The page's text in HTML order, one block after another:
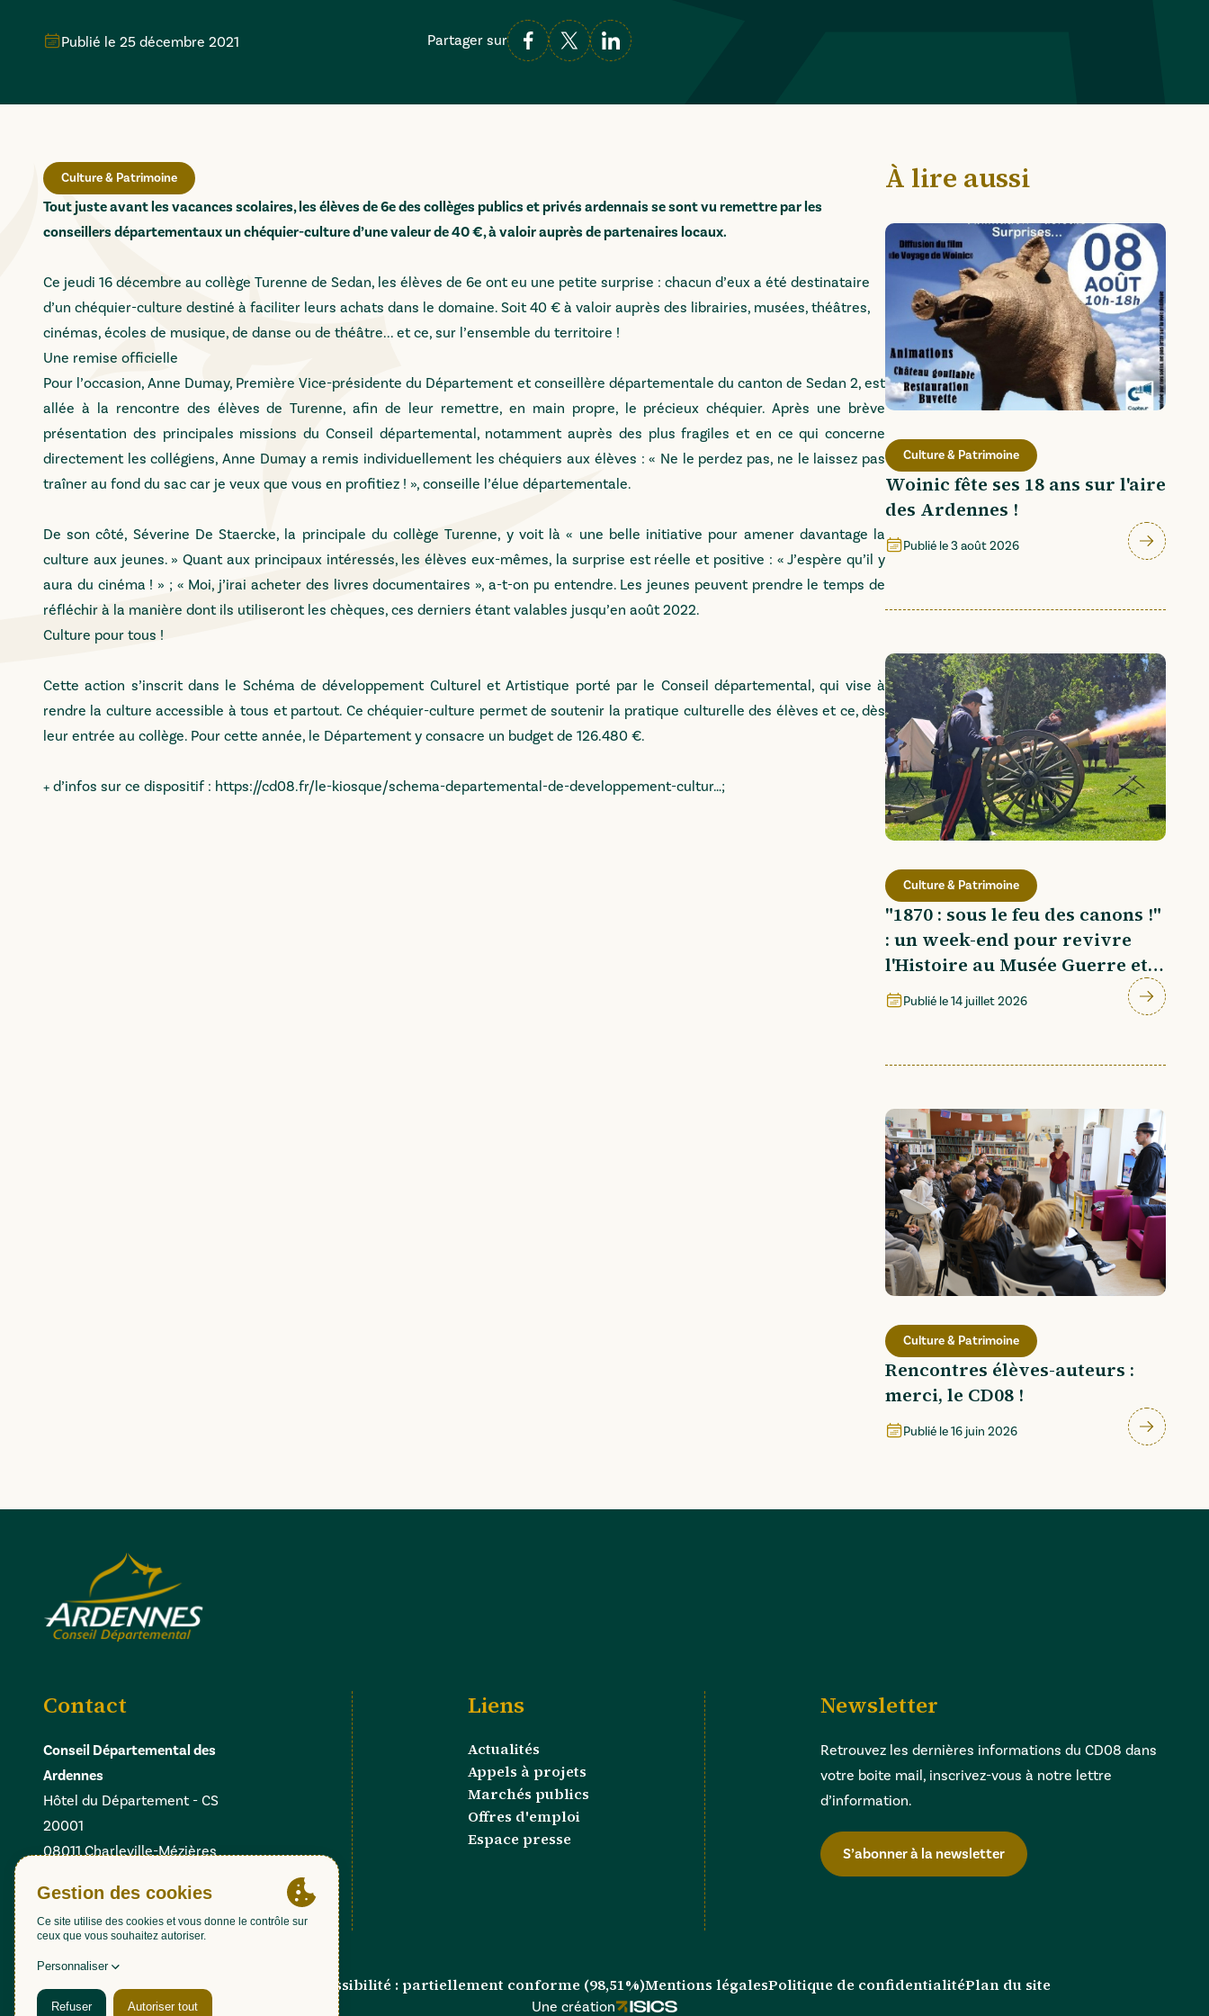
Publié le 25 décembre 2021 Partager sur
Culture & Patrimoine
Tout juste avant les vacances scolaires, les élèves de 6e des collèges publics et privés ardennais se sont vu remettre par les
conseillers départementaux un chéquier-culture d’une valeur de 40 €, à valoir auprès de partenaires locaux.
Ce jeudi 16 décembre au collège Turenne de Sedan, les élèves de 6e ont eu une petite surprise : chacun d’eux a été destinataire
d’un chéquier-culture destiné à faciliter leurs achats dans le domaine. Soit 40 € à valoir auprès des librairies, musées, théâtres,
cinémas, écoles de musique, de danse ou de théâtre... et ce, sur l’ensemble du territoire !
Une remise officielle
Pour l’occasion, Anne Dumay, Première Vice-présidente du Département et conseillère départementale du canton de Sedan 2, est
allée à la rencontre des élèves de Turenne, afin de leur remettre, en main propre, le précieux chéquier. Après une brève
présentation des principales missions du Conseil départemental, notamment auprès des plus fragiles et en ce qui concerne
directement les collégiens, Anne Dumay a remis individuellement les chéquiers aux élèves : « Ne le perdez pas, ne le laissez pas
traîner au fond du sac car je veux que vous en profitiez ! », conseille l’élue départementale.
De son côté, Séverine De Staercke, la principale du collège Turenne, y voit là « une belle initiative pour amener davantage la
culture aux jeunes. » Quant aux principaux intéressés, les élèves eux-mêmes, la surprise est réelle et positive : « J’espère qu’il y
aura du cinéma ! » ; « Moi, j’irai acheter des livres documentaires », a-t-on pu entendre. Les jeunes peuvent prendre le temps de
réfléchir à la manière dont ils utiliseront les chèques, ces derniers étant valables jusqu’en août 2022.
Culture pour tous !
Cette action s’inscrit dans le Schéma de développement Culturel et Artistique porté par le Conseil départemental, qui vise à
rendre la culture accessible à tous et partout. Ce chéquier-culture permet de soutenir la pratique culturelle des élèves et ce, dès
leur entrée au collège. Pour cette année, le Département y consacre un budget de 126.480 €.
+ d’infos sur ce dispositif : https://cd08.fr/le-kiosque/schema-departemental-de-developpement-cultur…;
À lire aussi
Culture & Patrimoine
Woinic fête ses 18 ans sur l'aire
des Ardennes !
Publié le3 août 2026
Culture & Patrimoine
"1870 : sous le feu des canons !"
: un week-end pour revivre
l'Histoire au Musée Guerre et
PaixPublié le14 juillet 2026
Culture & Patrimoine
Rencontres élèves-auteurs :
merci, le CD08 !
Publié le16 juin 2026
Contact
Conseil Départemental des
Ardennes
Hôtel du Département - CS
20001
08011 Charleville-Mézières
FacebookInstagramLinkedin
X
Liens
Actualités
Appels à projets
Marchés publics
Offres d'emploi
Espace presse
Newsletter
Retrouvez les dernières informations du CD08 dans
votre boite mail, inscrivez-vous à notre lettre
d’information.
S’abonner à la newsletter
Gestion des cookies Accessibilité : partiellement conforme (98,51%)Mentions légalesPolitique de confidentialitéPlan du site
Une création